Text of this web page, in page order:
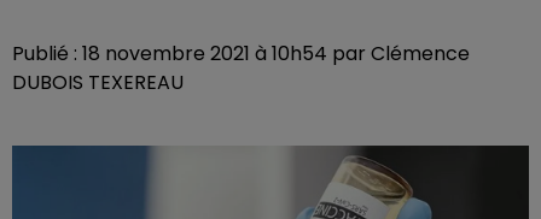
Publié : 18 novembre 2021 à 10h54 par Clémence
DUBOIS TEXEREAU